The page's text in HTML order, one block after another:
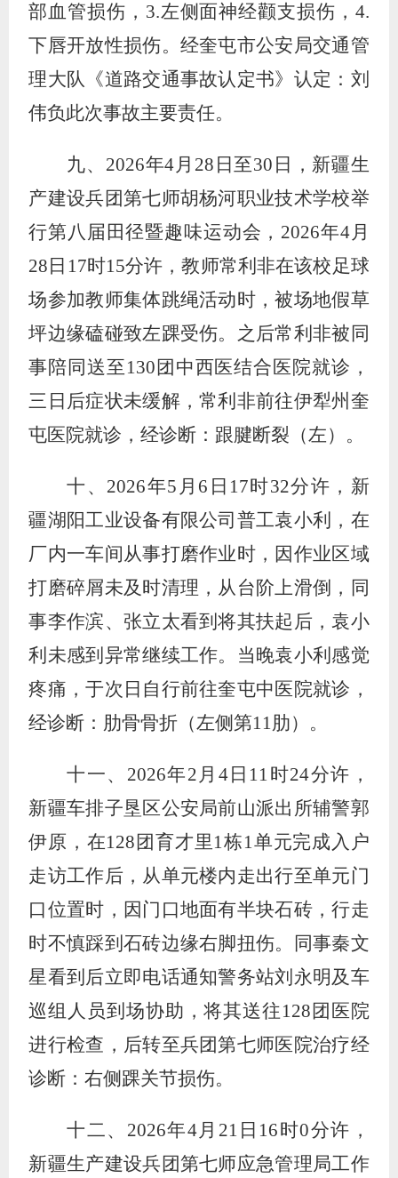
部血管损伤， 3.左侧面神经颧支损伤， 4.
下唇开放性损伤。经奎屯市公安局交通管
理大队《道路交通事故认定书》认定：刘
伟负此次事故主要责任。
九、 2026年4月 28 日至30 日，新疆生
产建设兵团第七师胡杨河职业技术学校举
行第八届田径暨趣味运动会， 2026年4月
28 日 17时15分许，教师常利非在该校足球
场参加教师集体跳绳活动时，被场地假草
坪边缘磕碰致左踝受伤。之后常利非被同
事陪同送至130 团中西医结合医院就诊，
三日后症状未缓解，常利非前往伊犁州奎
屯医院就诊，经诊断：跟腱断裂（左）。
十、 2026年5 月 6 日 17时32分许，新
疆湖阳工业设备有限公司普工袁小利，在
厂内一车间从事打磨作业时，因作业区域
打磨碎屑未及时清理，从台阶上滑倒，同
事李作滨、张立太看到将其扶起后，袁小
利未感到异常继续工作。当晚袁小利感觉
疼痛，于次日自行前往奎屯中医院就诊，
经诊断：肋骨骨折（左侧第11肋）。
十一、 2026年2 月 4日 11时24分许，
新疆车排子垦区公安局前山派出所辅警郭
伊原，在128 团育才里1栋1单元完成入户
走访工作后，从单元楼内走出行至单元门
口位置时，因门口地面有半块石砖，行走
时不慎踩到石砖边缘右脚扭伤。同事秦文
星看到后立即电话通知警务站刘永明及车
巡组人员到场协助，将其送往128 团医院
进行检查，后转至兵团第七师医院治疗经
诊断：右侧踝关节损伤。
十二、 2026年4月 21 日 16时0分许，
新疆生产建设兵团第七师应急管理局工作